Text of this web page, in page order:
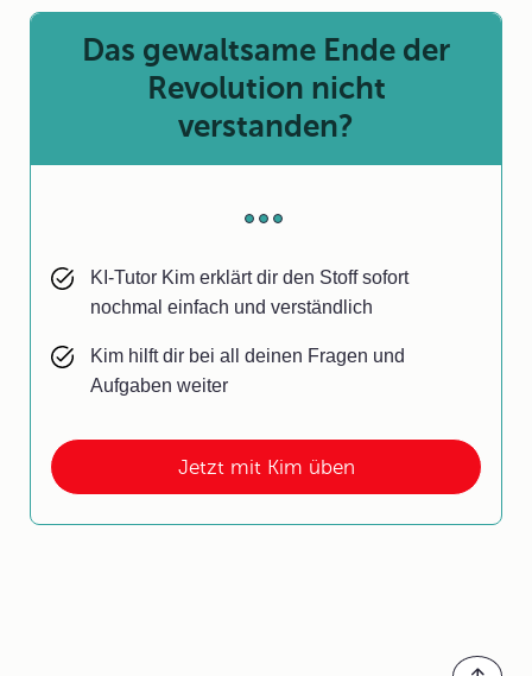
Jetzt mit Kim üben
Das gewaltsame Ende der
Revolution nicht
verstanden?
KI-Tutor Kim erklärt dir den Stoff sofort
nochmal einfach und verständlich
Kim hilft dir bei all deinen Fragen und
Aufgaben weiter